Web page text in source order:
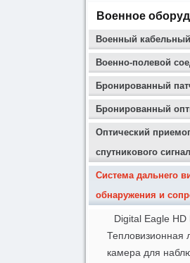
Военное
Военный
Военно-полевой
Бронированный
Бронированный
Оптический
спутникового
Система дальнего
обнаружения и
Digital Eagle
Тепловизионная
камера для